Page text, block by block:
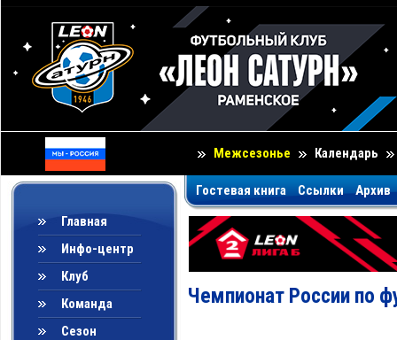
Межсезонье Календарь
Главная
Инфо-центр
Клуб
Команда
Сезон
Гостевая книга Ссылки Архив
Чемпионат России по